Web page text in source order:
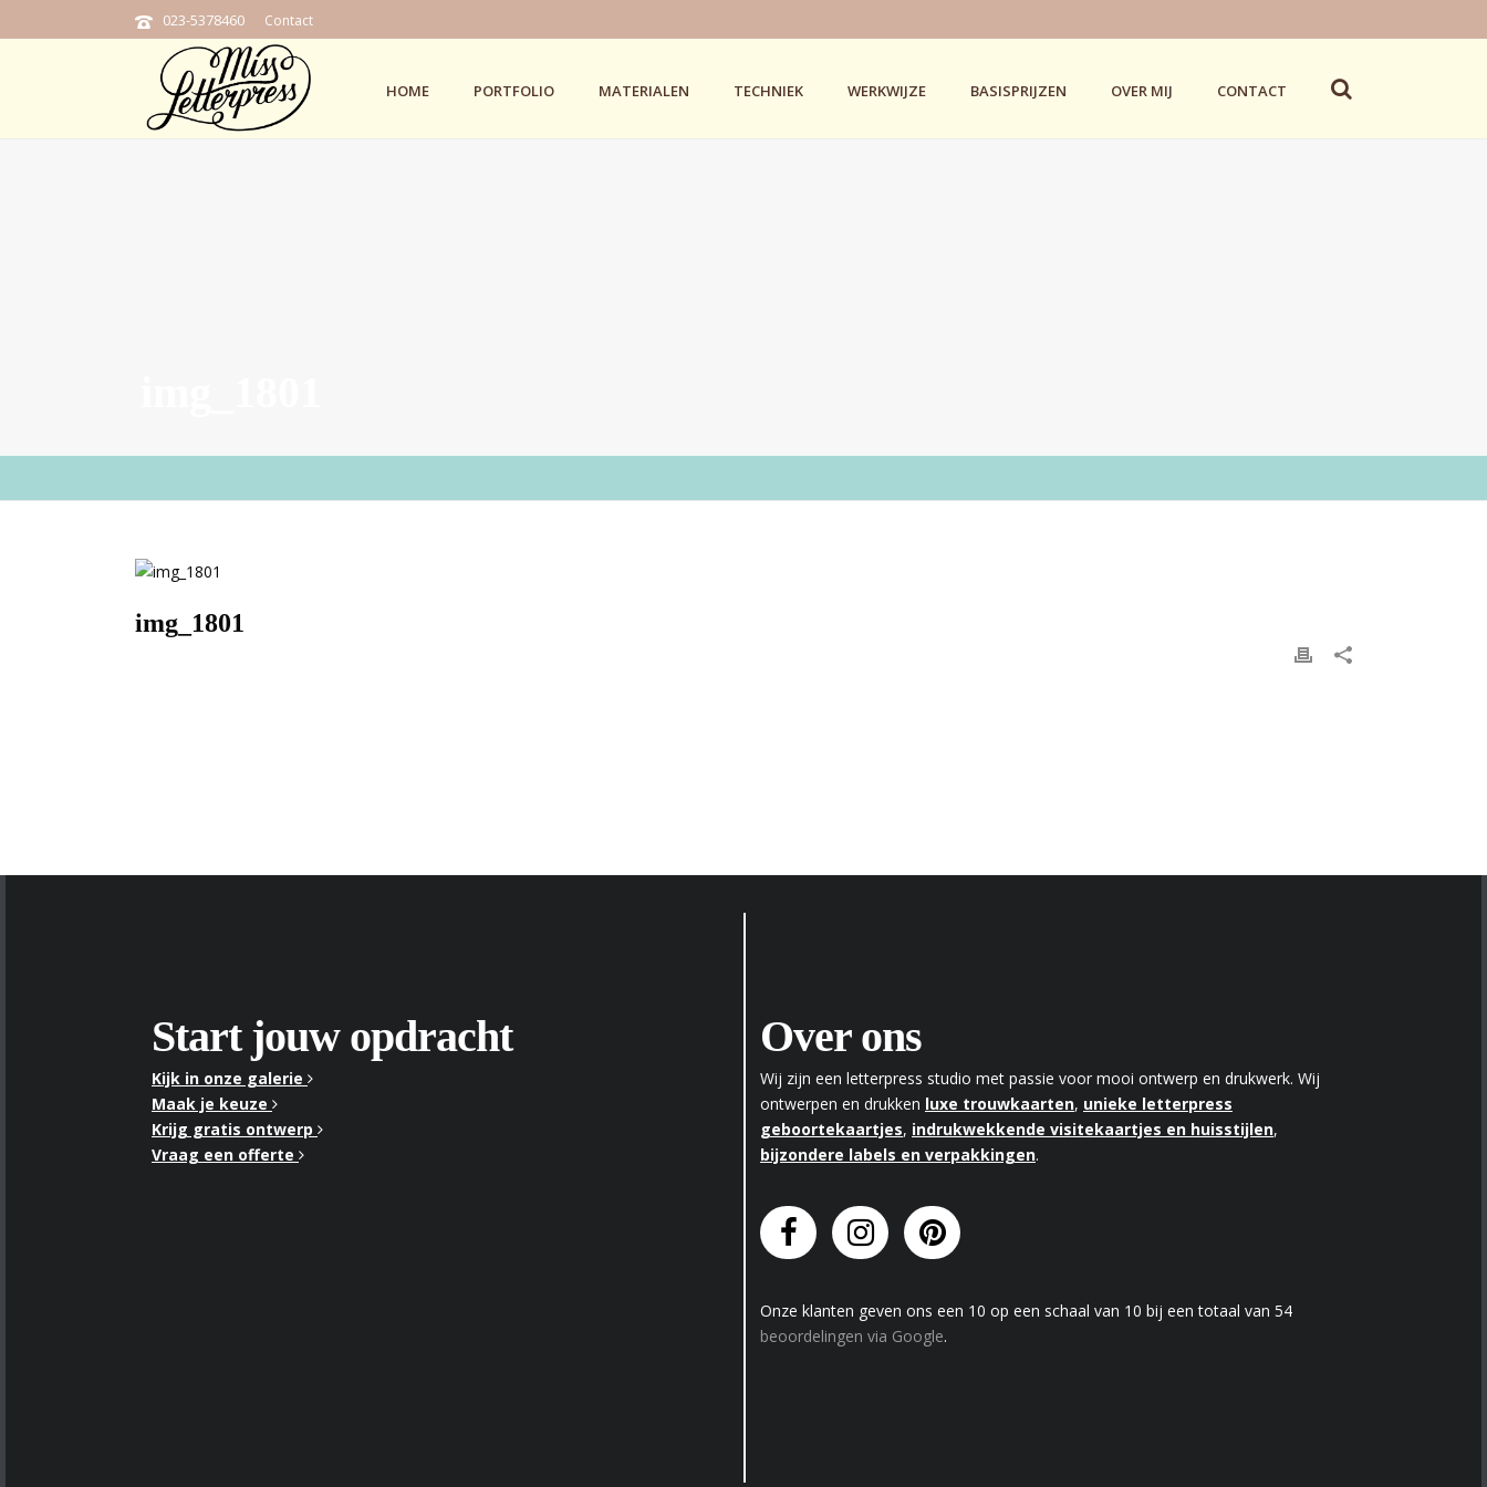
023-5378460 Contact
HOME PORTFOLIO MATERIALEN TECHNIEK WERKWIJZE BASISPRIJZEN OVER MIJ CONTACT
img_1801
Start jouw opdracht
Kijk in onze galerie
Maak je keuze
Krijg gratis ontwerp
Vraag een offerte
Over ons
Wij zijn een letterpress studio met passie voor mooi ontwerp en drukwerk. Wij
ontwerpen en drukken luxe trouwkaarten, unieke letterpress
geboortekaartjes, indrukwekkende visitekaartjes en huisstijlen,
bijzondere labels en verpakkingen.
Onze klanten geven ons een 10 op een schaal van 10 bij een totaal van 54
beoordelingen via Google.